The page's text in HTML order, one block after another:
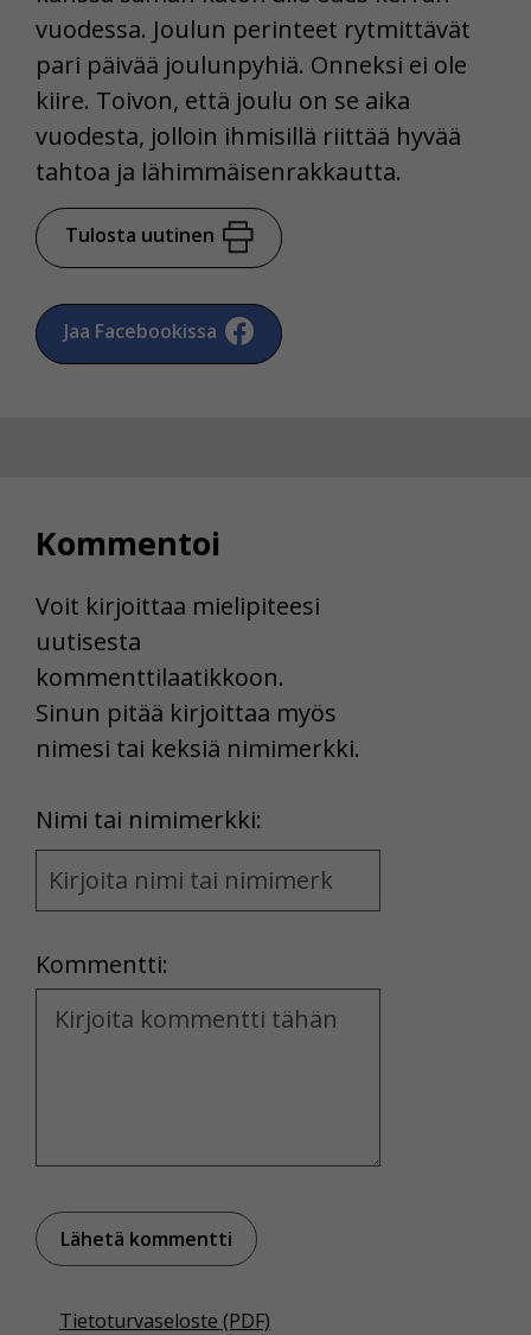
vuodessa. Joulun perinteet rytmittävät
pari päivää joulunpyhiä. Onneksi ei ole
kiire. Toivon, että joulu on se aika
vuodesta, jolloin ihmisillä riittää hyvää
tahtoa ja lähimmäisenrakkautta.
Tulosta uutinen
Jaa Facebookissa
Kommentoi
Voit kirjoittaa mielipiteesi
uutisesta
kommenttilaatikkoon.
Sinun pitää kirjoittaa myös
nimesi tai keksiä nimimerkki.
Nimi tai nimimerkki:
Name
and
Kommentti:
Kommentti
Tietoturvaseloste (PDF)